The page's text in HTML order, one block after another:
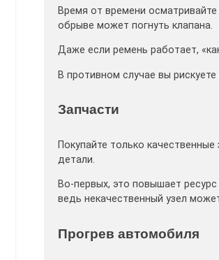
Время от времени
обрыве может погнуть клапана.
Даже если ремень работает,
В противном случае вы
Запчасти
Покупайте только
детали.
Во-первых, это повышает
ведь некачественный узел
Прогрев автомобиля